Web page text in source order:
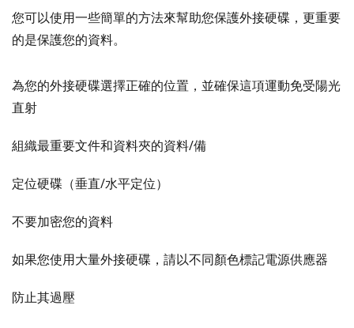
您可以使用一些簡單的方法來幫助您保護外接硬碟，更重要
的是保護您的資料。
為您的外接硬碟選擇正確的位置，並確保這項運動免受陽光
直射
組織最重要文件和資料夾的資料/備
定位硬碟（垂直/水平定位）
不要加密您的資料
如果您使用大量外接硬碟，請以不同顏色標記電源供應器
防止其過壓
30
35
45
80